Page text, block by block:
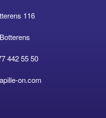
116
442 55 50
on.com